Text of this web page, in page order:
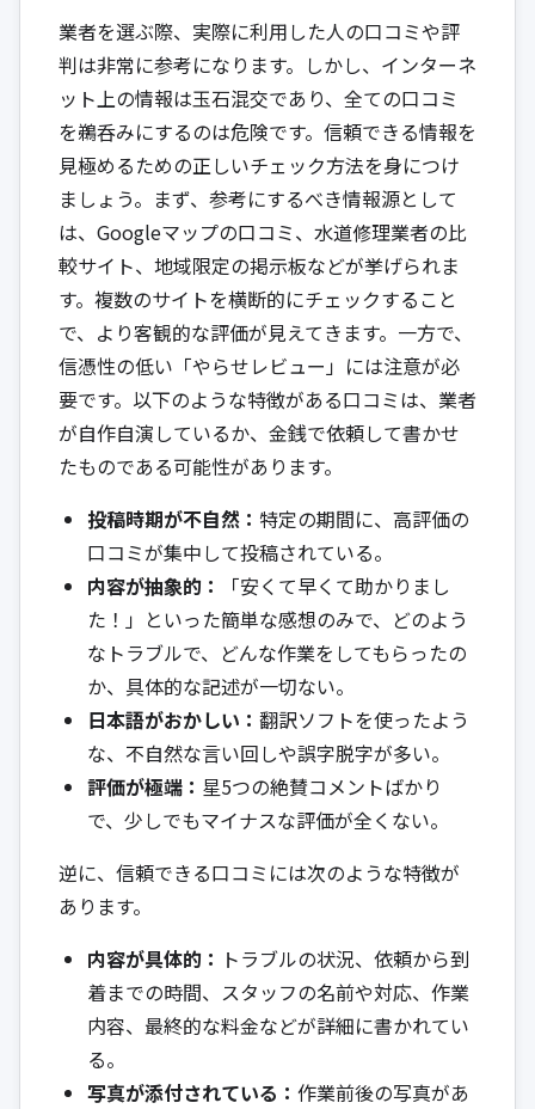
業者を選ぶ際、実際に利用した人の口コミや評
判は非常に参考になります。しかし、インターネ
ット上の情報は玉石混交であり、全ての口コミ
を鵜呑みにするのは危険です。信頼できる情報を
見極めるための正しいチェック方法を身につけ
ましょう。まず、参考にするべき情報源として
は、Googleマップの口コミ、水道修理業者の比
較サイト、地域限定の掲示板などが挙げられま
す。複数のサイトを横断的にチェックすること
で、より客観的な評価が見えてきます。一方で、
信憑性の低い「やらせレビュー」には注意が必
要です。以下のような特徴がある口コミは、業者
が自作自演しているか、金銭で依頼して書かせ
たものである可能性があります。
投稿時期が不自然： 特定の期間に、高評価の
口コミが集中して投稿されている。
内容が抽象的：
「安くて早くて助かりまし
た！」といった簡単な感想のみで、どのよう
なトラブルで、どんな作業をしてもらったの
か、具体的な記述が一切ない。
日本語がおかしい： 翻訳ソフトを使ったよう
な、不自然な言い回しや誤字脱字が多い。
評価が極端： 星5つの絶賛コメントばかり
で、少しでもマイナスな評価が全くない。
逆に、信頼できる口コミには次のような特徴が
あります。
内容が具体的： トラブルの状況、依頼から到
着までの時間、スタッフの名前や対応、作業
内容、最終的な料金などが詳細に書かれてい
る。
写真が添付されている： 作業前後の写真があ